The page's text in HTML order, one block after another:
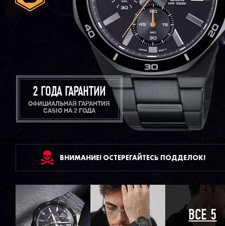
2 ГОДА ГАРАНТИИ
ОФИЦИАЛЬНАЯ ГАРАНТИЯ
CASIO НА 2 ГОДА
ВНИМАНИЕ! ОСТЕРЕГАЙТЕСЬ ПОДДЕЛОК!
ВСЕ 5